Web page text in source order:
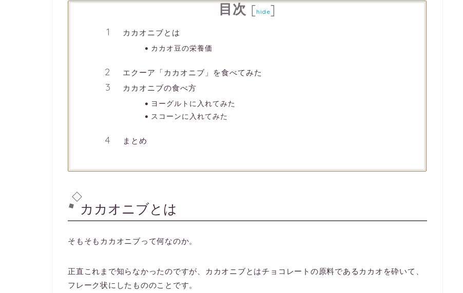
目次 [hide]
カカオニブとは
カカオ豆の栄養価
エクーア「カカオニブ」を食べてみた
カカオニブの食べ方
ヨーグルトに入れてみた
スコーンに入れてみた
まとめ
カカオニブとは
そもそもカカオニブって何なのか。
正直これまで知らなかったのですが、カカオニブとはチョコレートの原料であるカカオを砕いて、
フレーク状にしたもののことです。